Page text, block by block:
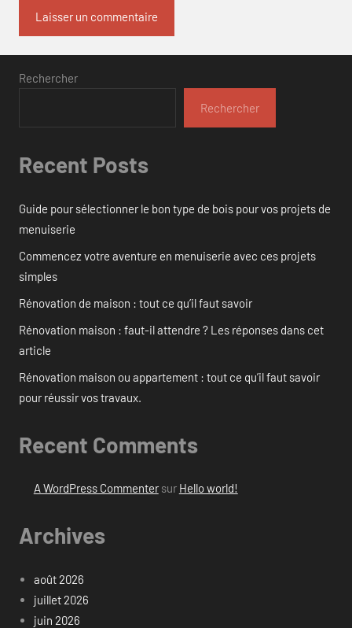
Rechercher
Rechercher
Recent Posts
Guide pour sélectionner le bon type de bois pour vos projets de
menuiserie
Commencez votre aventure en menuiserie avec ces projets
simples
Rénovation de maison : tout ce qu’il faut savoir
Rénovation maison : faut-il attendre ? Les réponses dans cet
article
Rénovation maison ou appartement : tout ce qu’il faut savoir
pour réussir vos travaux.
Recent Comments
A WordPress Commentersur Hello world!
Archives
août 2026
juillet 2026
juin 2026